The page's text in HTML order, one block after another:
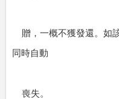
贈，一概不獲發還。如
同時自動
喪失。